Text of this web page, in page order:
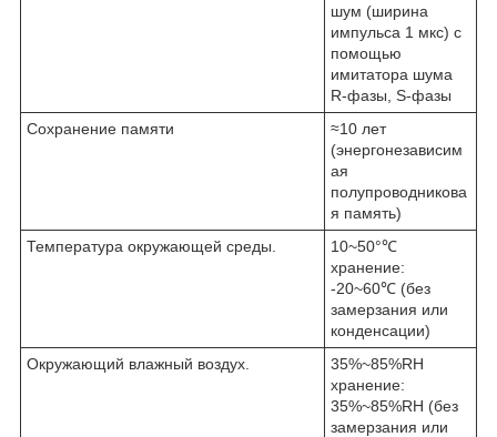
шум (ширина
импульса 1 мкс) с
помощью
имитатора шума
R-фазы, S-фазы
Сохранение памяти
≈10 лет
(энергонезависим
ая
полупроводникова
я память)
Температура окружающей среды.
10~50°℃
хранение:
-20~60℃ (без
замерзания или
конденсации)
Окружающий влажный воздух.
35%~85%RH
хранение:
35%~85%RH (без
замерзания или